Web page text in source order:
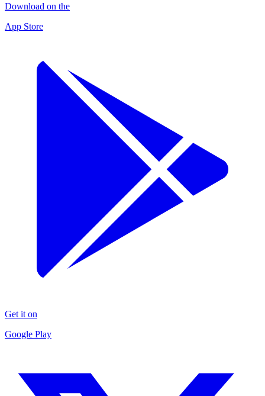
Download on the
App Store
Get it on
Google Play